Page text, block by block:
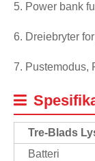
5. Power bank
6. Dreiebryter
7. Pustemodus,
Tre-Blads
Batteri